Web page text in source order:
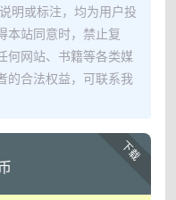
明或标注，均为用户投
本站同意时，禁止复
何网站、书籍等各类媒
的合法权益，可联系我
下载